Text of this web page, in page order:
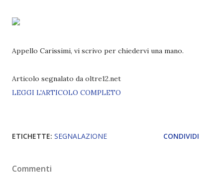
Appello Carissimi, vi scrivo per chiedervi una mano.
Articolo segnalato da oltre12.net
LEGGI L'ARTICOLO COMPLETO
ETICHETTE: SEGNALAZIONE CONDIVIDI
Commenti